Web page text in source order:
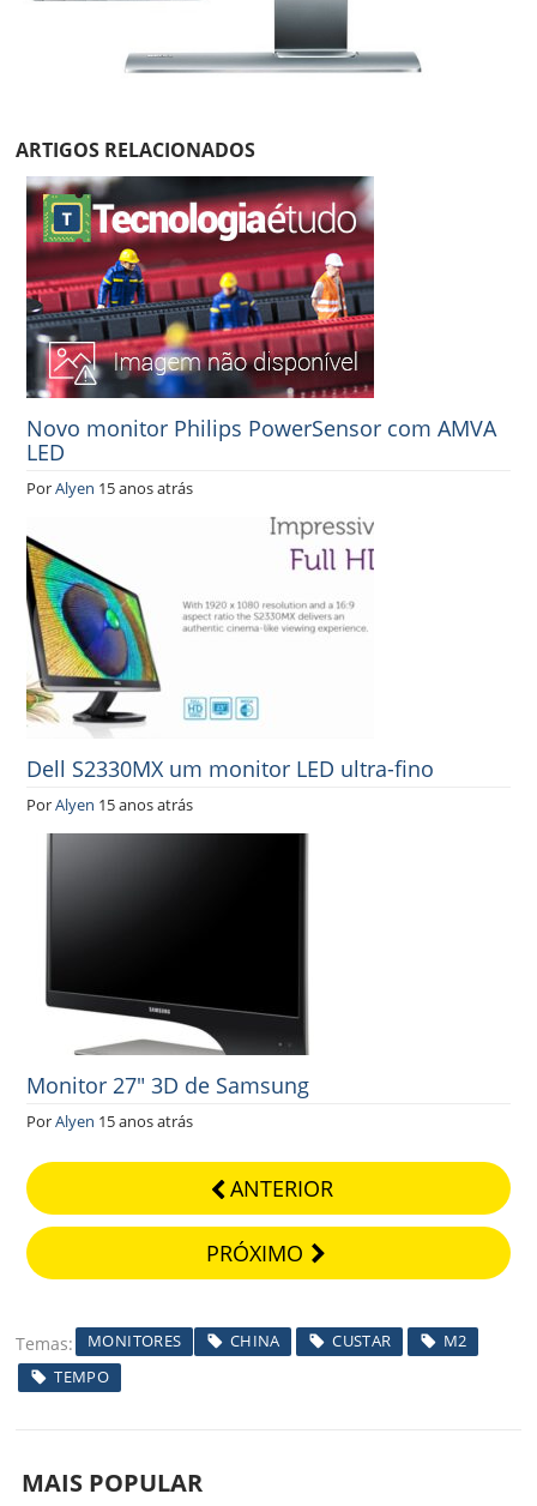
ARTIGOS RELACIONADOS
Novo monitor Philips PowerSensor com AMVA
LED
PorAlyen 15 anos atrás
Dell S2330MX um monitor LED ultra-fino
PorAlyen 15 anos atrás
Monitor 27″ 3D de Samsung
PorAlyen 15 anos atrás
ANTERIOR
PRÓXIMO
Temas MONITORES CHINA CUSTAR
M2
TEMPO
MAIS POPULAR